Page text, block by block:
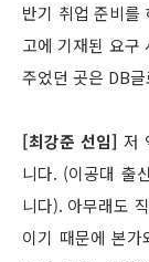
반기 취업 준비를
고에 기재된 요구
주었던 곳은 DB
[최강준 선임] 저
니다. (이공대 출
니다). 아무래도
이기 때문에 본